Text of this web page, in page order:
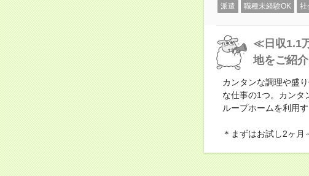
派遣 職種未経験OK 社
≪日収1.1
地をご紹介
カンタンな調理や盛
な仕事の1つ。カンタ
ループホームを利用
＊まずはお試し2ヶ月